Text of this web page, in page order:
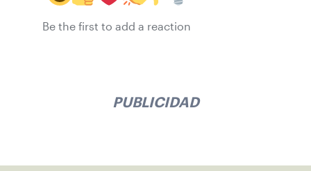
Be the first to add a reaction
PUBLICIDAD